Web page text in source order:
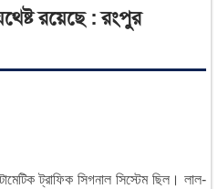
রয়েছে : রংপুর
ট্রাফিক সিগনাল সিস্টেম ছিল। লাল-